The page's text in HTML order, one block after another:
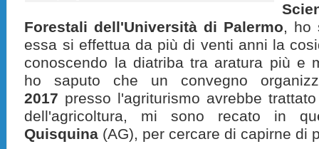
Forestali dell'Università di Palermo, ho
essa si effettua da più di venti anni la
conoscendo la diatriba tra aratura più e
ho saputo che un convegno
2017 presso l'agriturismo avrebbe
dell'agricoltura, mi sono recato in
Quisquina (AG), per cercare di capirne di